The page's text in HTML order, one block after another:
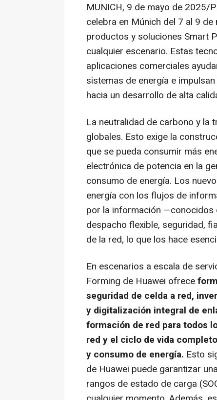
MUNICH, 9 de mayo de 2025/
celebra en Múnich del 7 al 9 de
productos y soluciones Smart
cualquier escenario. Estas
aplicaciones comerciales
sistemas de energía e
hacia un desarrollo de alta
La neutralidad de carbono y la
globales. Esto exige la
que se pueda consumir más
electrónica de potencia en la
consumo de energía. Los
energía con los flujos de
por la información
despacho flexible, seguridad,
de la red, lo que los hace
En escenarios a escala de
Forming de Huawei ofrece
seguridad de celda a red,
y digitalización integral de
formación de red para todos
red y el ciclo de vida
y consumo de energía. Esto
de Huawei puede garantizar
rangos de estado de carga